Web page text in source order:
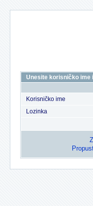
Unesite korisničko ime
Korisničko ime
Lozinka